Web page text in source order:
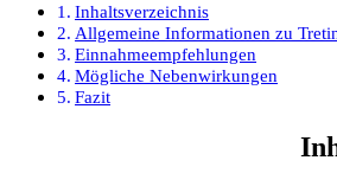
Inhaltsverzeichnis
Allgemeine Informationen zu
Einnahmeempfehlungen
Mögliche Nebenwirkungen
Fazit